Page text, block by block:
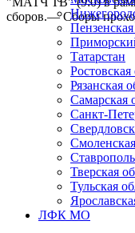
сборов.— Сборы
Пензенская
Татарстан
Ростовская
Рязанская
Самарская
Санкт-
Тверская
Тульская
ЛФК МО